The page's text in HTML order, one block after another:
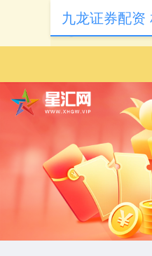
九龙证券配资